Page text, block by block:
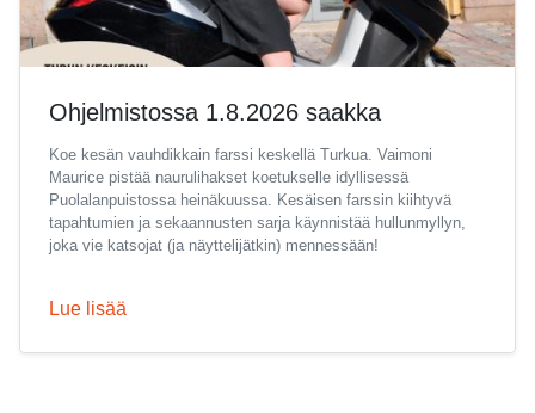
Ohjelmistossa 1.8.2026 saakka
Koe kesän vauhdikkain farssi keskellä Turkua. Vaimoni
Maurice pistää naurulihakset koetukselle idyllisessä
Puolalanpuistossa heinäkuussa. Kesäisen farssin kiihtyvä
tapahtumien ja sekaannusten sarja käynnistää hullunmyllyn,
joka vie katsojat (ja näyttelijätkin) mennessään!
Lue lisää